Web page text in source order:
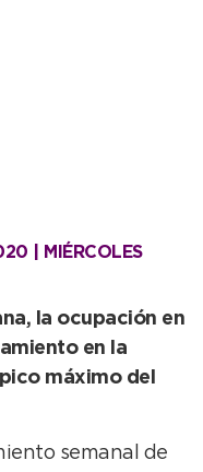
| MIÉRCOLES
la ocupación en
en la
máximo del
semanal de